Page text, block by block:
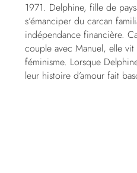
1971. Delphine, fille de
s’émanciper du carcan
indépendance financière.
couple avec Manuel, elle
féminisme. Lorsque
leur histoire d’amour fait